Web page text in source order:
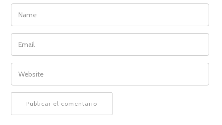
NAME
EMAIL
WEBSITE